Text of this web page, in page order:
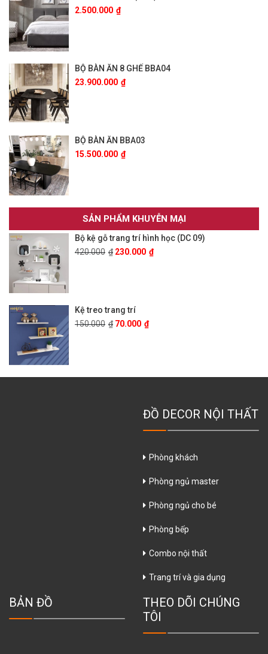
2.500.000 ₫
BỘ BÀN ĂN 8 GHẾ BBA04
23.900.000 ₫
BỘ BÀN ĂN BBA03
15.500.000 ₫
SẢN PHẨM KHUYỄN MẠI
Bộ kệ gỗ trang trí hình học (DC 09)
420.000 ₫ 230.000 ₫
Kệ treo trang trí
150.000 ₫ 70.000 ₫
ĐỒ DECOR NỘI THẤT
Phòng khách
Phòng ngủ master
Phòng ngủ cho bé
Phòng bếp
Combo nội thất
Trang trí và gia dụng
BẢN ĐỒ
THEO DÕI CHÚNG
TÔI